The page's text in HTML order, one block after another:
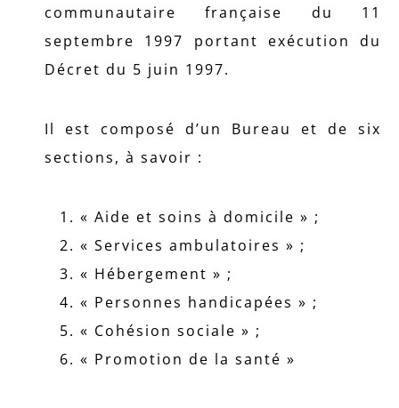
communautaire française du 11
septembre 1997 portant exécution du
Décret du 5 juin 1997.
Il est composé d’un Bureau et de six
sections, à savoir :
« Aide et soins à domicile » ;
« Services ambulatoires » ;
« Hébergement » ;
« Personnes handicapées » ;
« Cohésion sociale » ;
« Promotion de la santé »